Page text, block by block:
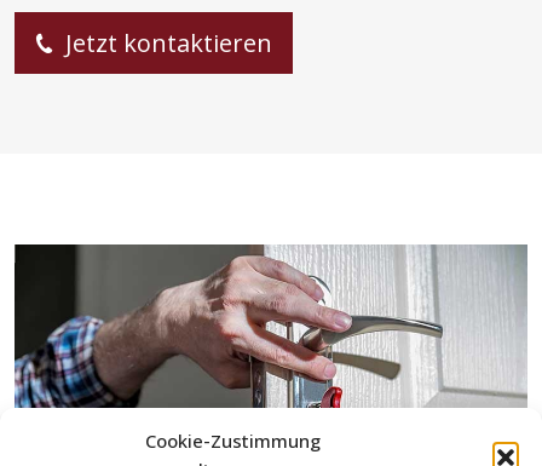
Cookie-Zustimmung
Jetzt kontaktieren